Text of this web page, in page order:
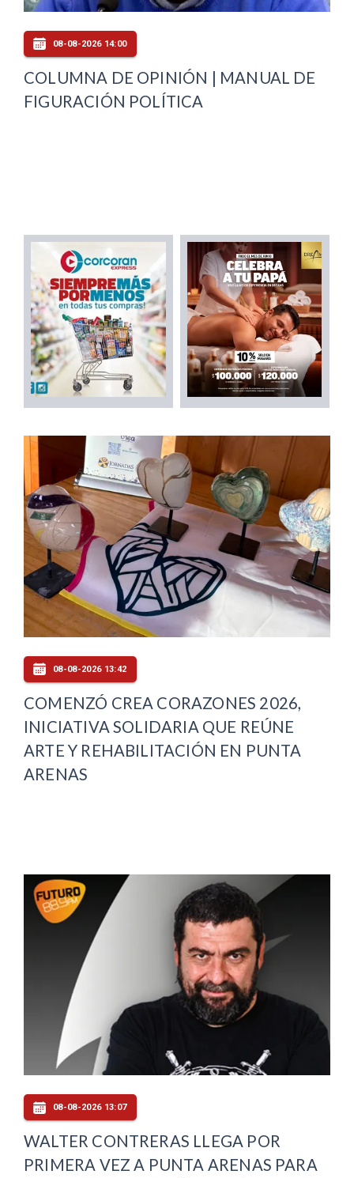
08-08-2026 14:00
COLUMNA DE OPINIÓN | MANUAL DE
FIGURACIÓN POLÍTICA
08-08-2026 13:42
COMENZÓ CREA CORAZONES 2026,
INICIATIVA SOLIDARIA QUE REÚNE
ARTE Y REHABILITACIÓN EN PUNTA
ARENAS
08-08-2026 13:07
WALTER CONTRERAS LLEGA POR
PRIMERA VEZ A PUNTA ARENAS PARA